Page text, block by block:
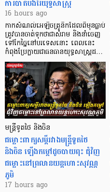
ការបាត់បង់រ៉ែយុទ្ធសាស្ត្រ
16 hours ago
កាក​សំណល់​អេឡិច​ត្រូនិកដែល​ពីមុនធ្លាប់​
ត្រូវបានចាត់ទុកថាជាសំរាម និងនាំចេញ
ទៅកែច្នៃនៅបរទេស​នោះ ពេលនេះ
កំពុងប្រែក្លាយជាធនធានយុទ្ធសាស្ត្រដ…
មន្ត្រីទូតថៃ និងចិន
ជម្លោះពាក្យសម្តីរវាងមន្ត្រីទូតថៃ
និងចិន ឡើងកម្ដៅដូចបាយពុះ ជុំវិញ
ជម្លោះនៅព្រលានយន្តហោះសុវណ្ណ
ភូមិ
17 hours ago